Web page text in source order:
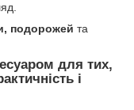
подорожей та
для тих,
і